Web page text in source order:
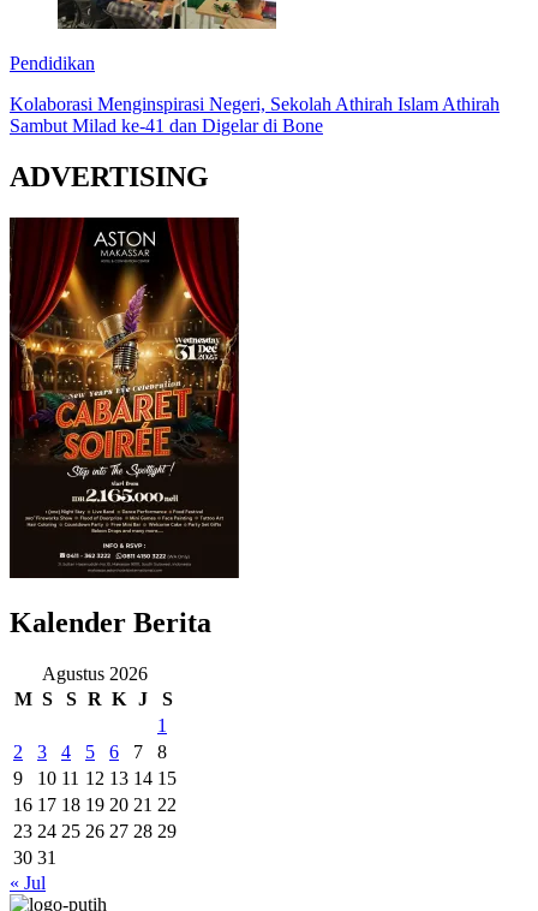
Pendidikan
Kolaborasi Menginspirasi Negeri, Sekolah Athirah Islam Athirah
Sambut Milad ke-41 dan Digelar di Bone
ADVERTISING
Kalender Berita
Agustus 2026
M S S R K J
S
1
2
3 4 5 6 7
8
9
10 11 12 13 14 15
16 17 18 19 20 21 22
23 24 25 26 27 28 29
30 31
« Jul